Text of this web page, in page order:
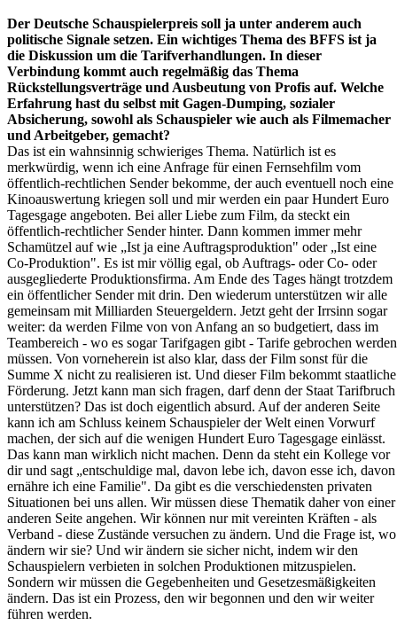
Der Deutsche Schauspielerpreis soll ja unter anderem auch
politische Signale setzen. Ein wichtiges Thema des BFFS ist ja
die Diskussion um die Tarifverhandlungen. In dieser
Verbindung kommt auch regelmäßig das Thema
Rückstellungsverträge und Ausbeutung von Profis auf. Welche
Erfahrung hast du selbst mit Gagen-Dumping, sozialer
Absicherung, sowohl als Schauspieler wie auch als Filmemacher
und Arbeitgeber, gemacht?
Das ist ein wahnsinnig schwieriges Thema. Natürlich ist es
merkwürdig, wenn ich eine Anfrage für einen Fernsehfilm vom
öffentlich-rechtlichen Sender bekomme, der auch eventuell noch eine
Kinoauswertung kriegen soll und mir werden ein paar Hundert Euro
Tagesgage angeboten. Bei aller Liebe zum Film, da steckt ein
öffentlich-rechtlicher Sender hinter. Dann kommen immer mehr
Schamützel auf wie „Ist ja eine Auftragsproduktion" oder „Ist eine
Co-Produktion". Es ist mir völlig egal, ob Auftrags- oder Co- oder
ausgegliederte Produktionsfirma. Am Ende des Tages hängt trotzdem
ein öffentlicher Sender mit drin. Den wiederum unterstützen wir alle
gemeinsam mit Milliarden Steuergeldern. Jetzt geht der Irrsinn sogar
weiter: da werden Filme von von Anfang an so budgetiert, dass im
Teambereich - wo es sogar Tarifgagen gibt - Tarife gebrochen werden
müssen. Von vorneherein ist also klar, dass der Film sonst für die
Summe X nicht zu realisieren ist. Und dieser Film bekommt staatliche
Förderung. Jetzt kann man sich fragen, darf denn der Staat Tarifbruch
unterstützen? Das ist doch eigentlich absurd. Auf der anderen Seite
kann ich am Schluss keinem Schauspieler der Welt einen Vorwurf
machen, der sich auf die wenigen Hundert Euro Tagesgage einlässt.
Das kann man wirklich nicht machen. Denn da steht ein Kollege vor
dir und sagt „entschuldige mal, davon lebe ich, davon esse ich, davon
ernähre ich eine Familie". Da gibt es die verschiedensten privaten
Situationen bei uns allen. Wir müssen diese Thematik daher von einer
anderen Seite angehen. Wir können nur mit vereinten Kräften - als
Verband - diese Zustände versuchen zu ändern. Und die Frage ist, wo
ändern wir sie? Und wir ändern sie sicher nicht, indem wir den
Schauspielern verbieten in solchen Produktionen mitzuspielen.
Sondern wir müssen die Gegebenheiten und Gesetzesmäßigkeiten
ändern. Das ist ein Prozess, den wir begonnen und den wir weiter
führen werden.